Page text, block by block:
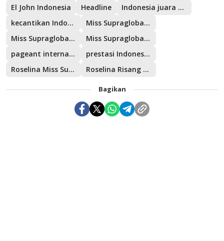
El John Indonesia Headline
Indonesia juara dunia
kecantikan Indonesia mendunia
Miss Supraglobal 2026
Miss Supraglobal India
Miss Supraglobal Indonesia
pageant internasional
prestasi Indonesia di ajang kecantikan
Roselina Miss Supraglobal
Roselina Risang Sekar Limbangsari
Bagikan